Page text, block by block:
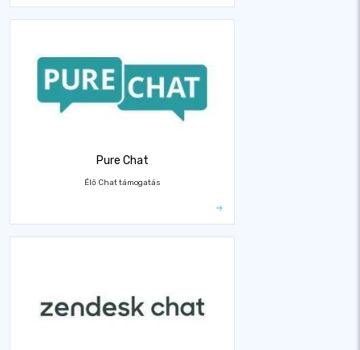
Pure Chat
Élő Chat támogatás